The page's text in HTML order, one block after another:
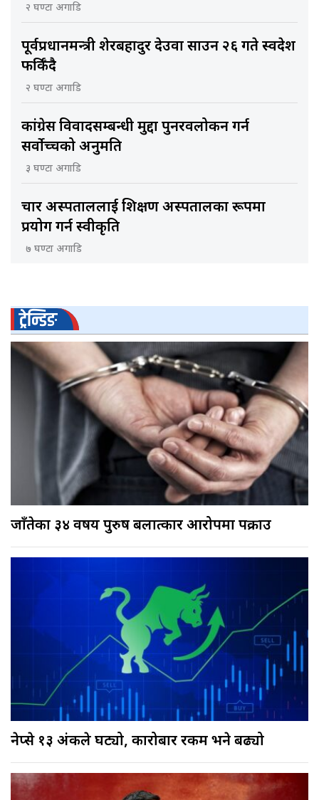
२ घण्टा अगाडि
पूर्वप्रधानमन्त्री शेरबहादुर देउवा साउन २६ गते स्वदेश
फर्किँदै
२ घण्टा अगाडि
कांग्रेस विवादसम्बन्धी मुद्दा पुनरवलोकन गर्न
सर्वोच्चको अनुमति
३ घण्टा अगाडि
चार अस्पताललाई शिक्षण अस्पतालका रूपमा
प्रयोग गर्न स्वीकृति
७ घण्टा अगाडि
ट्रेन्डिङ
जाँतेका ३४ वर्षीय पुरुष बलात्कार आरोपमा पक्राउ
नेप्से १३ अंकले घट्यो, कारोबार रकम भने बढ्यो